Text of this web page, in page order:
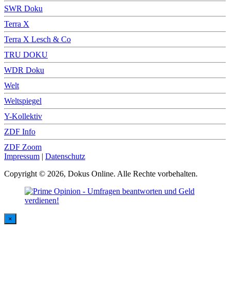
SWR Doku
Terra X
Terra X Lesch & Co
TRU DOKU
WDR Doku
Welt
Weltspiegel
Y-Kollektiv
ZDF Info
ZDF Zoom
Impressum | Datenschutz
Copyright © 2026, Dokus Online. Alle Rechte vorbehalten.
×